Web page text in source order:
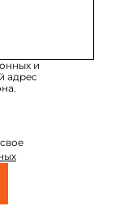
и
адрес